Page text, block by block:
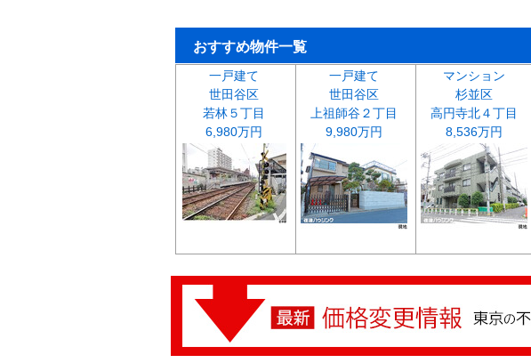
おすすめ物件一覧
一戸建て
世田谷区
若林５丁目
6,980万円
一戸建て
世田谷区
上祖師谷２丁目
9,980万円
マンション
杉並区
高円寺北４丁目
8,536万円